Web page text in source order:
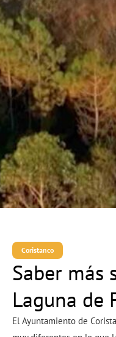
Coristanco
Saber más
Laguna de
El Ayuntamiento de